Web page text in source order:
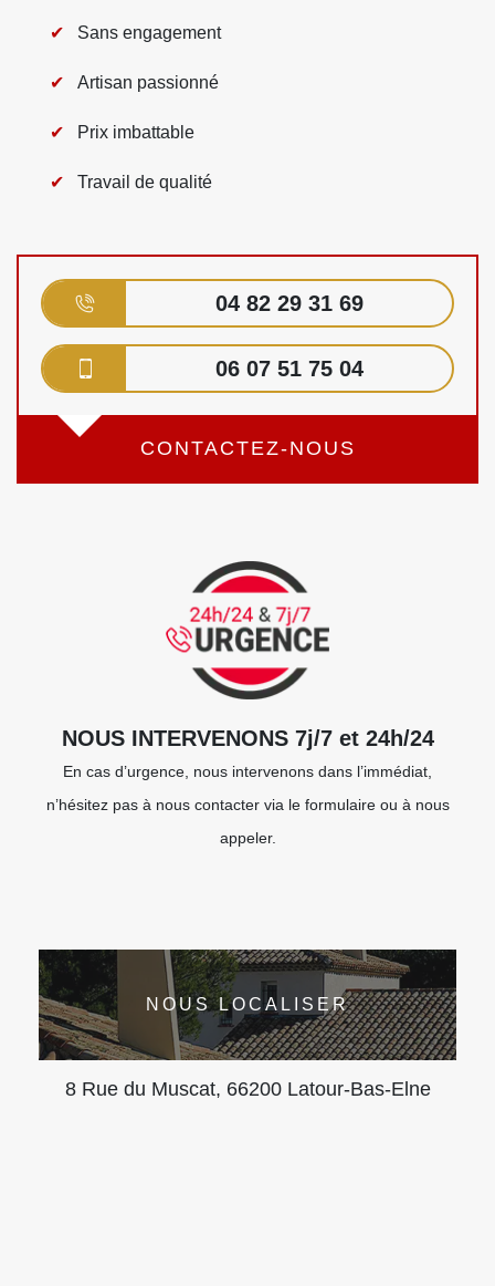
Sans engagement
Artisan passionné
Prix imbattable
Travail de qualité
04 82 29 31 69
06 07 51 75 04
CONTACTEZ-NOUS
NOUS INTERVENONS 7j/7 et 24h/24
En cas d’urgence, nous intervenons dans l’immédiat,
n’hésitez pas à nous contacter via le formulaire ou à nous
appeler.
NOUS LOCALISER
8 Rue du Muscat, 66200 Latour-Bas-Elne